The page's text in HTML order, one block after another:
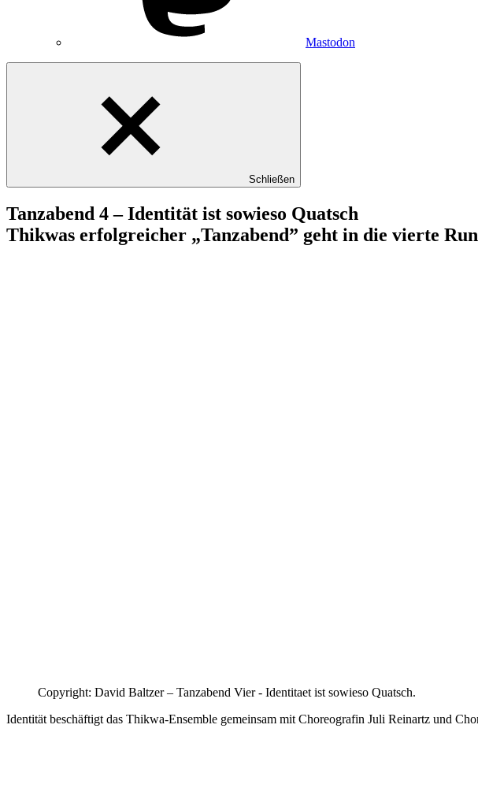
Mastodon
Schließen
Tanzabend 4 – Identität ist sowieso Quatsch
Thikwas erfolgreicher „Tanzabend” geht in die vierte
Copyright: David Baltzer – Tanzabend Vier - Identitaet ist sowieso Quatsch.
Identität beschäftigt das Thikwa-Ensemble gemeinsam mit Choreografin Juli Reinartz und